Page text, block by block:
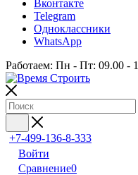
Вконтакте
Telegram
Одноклассники
WhatsApp
Работаем: Пн - Пт: 09.00 -
+7-499-136-8-333
Войти
Сравнение0